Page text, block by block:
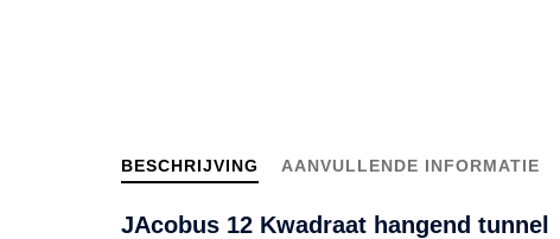
BESCHRIJVING AANVULLENDE INFORMATIE
JAcobus 12 Kwadraat hangend tunnel